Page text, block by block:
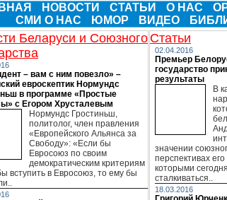
НОВОСТИ СТАТЬИ О НАС
СМИ О НАС
ЮМОР ВИДЕО
Беларуси и Союзного
– вам с ним повезло» –
евроскептик Нормундс
в программе «Простые
с Егором Хрусталевым
Нормундс Гростиньш,
политолог, член правления
«Европейского Альянса за
Свободу»: «Если бы
Евросоюз по своим
демократическим критериям
вступить в Евросоюз, то ему бы
Статьи
02.04.2016
Премьер
государство
результаты
В
значении
перспективах
которыми
сталкиваться..
18.03.2016